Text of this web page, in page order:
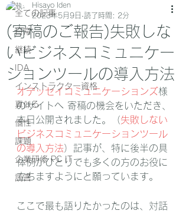
全ての記事
日常
継続
IDA
インストラクター資格
真似る
個性
課題
企業研修 PC IT
読書
(寄稿のご報告)失敗しな
いビジネスコミュニケー
ションツールの導入方法
Hisayo Iden
2023年5月9日 読了時間: 2分
オデッセイコミュニケーションズ様
のサイトへ 寄稿の機会をいただき、
本日公開されました。（失敗しない
ビジネスコミュニケーションツール
の導入方法）記事が、特に後半の具
体例がひとりでも多くの方のお役に
立ちますようにと願っています。
ここで最も語りたかったのは、対話